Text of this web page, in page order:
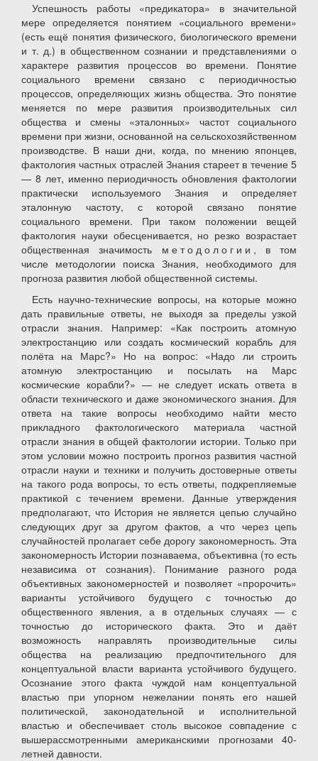
Успешность работы «предикатора» в значительной
мере определяется понятием «социального времени»
(есть ещё понятия физического, биологического времени
и т. д.) в общественном сознании и представлениями о
характере развития процессов во времени. Понятие
социального времени связано с периодичностью
процессов, определяющих жизнь общества. Это понятие
меняется по мере развития производительных сил
общества и смены «эталонных» частот социального
времени при жизни, основанной на сельскохозяйственном
производстве. В наши дни, когда, по мнению японцев,
фактология частных отраслей Знания стареет в течение 5
— 8 лет, именно периодичность обновления фактологии
практически используемого Знания и определяет
эталонную частоту, с которой связано понятие
социального времени. При таком положении вещей
фактология науки обесценивается, но резко возрастает
общественная значимость методологии , в том
числе методологии поиска Знания, необходимого для
прогноза развития любой общественной системы.
Есть научно-технические вопросы, на которые можно
дать правильные ответы, не выходя за пределы узкой
отрасли знания. Например: «Как построить атомную
электростанцию или создать космический корабль для
полёта на Марс?» Но на вопрос: «Надо ли строить
атомную электростанцию и посылать на Марс
космические корабли?» — не следует искать ответа в
области технического и даже экономического знания. Для
ответа на такие вопросы необходимо найти место
прикладного фактологического материала частной
отрасли знания в общей фактологии истории. Только при
этом условии можно построить прогноз развития частной
отрасли науки и техники и получить достоверные ответы
на такого рода вопросы, то есть ответы, подкрепляемые
практикой с течением времени. Данные утверждения
предполагают, что История не является цепью случайно
следующих друг за другом фактов, а что через цепь
случайностей пролагает себе дорогу закономерность. Эта
закономерность Истории познаваема, объективна (то есть
независима от сознания). Понимание разного рода
объективных закономерностей и позволяет «пророчить»
варианты устойчивого будущего с точностью до
общественного явления, а в отдельных случаях — с
точностью до исторического факта. Это и даёт
возможность направлять производительные силы
общества на реализацию предпочтительного для
концептуальной власти варианта устойчивого будущего.
Осознание этого факта чуждой нам концептуальной
властью при упорном нежелании понять его нашей
политической, законодательной и исполнительной
властью и обеспечивает столь высокое совпадение с
вышерассмотренными американскими прогнозами 40-
летней давности.